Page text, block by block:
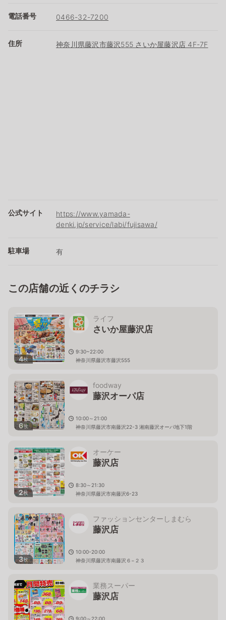
電話番号 0466-32-7200
住所 神奈川県藤沢市藤沢555 さいか屋藤沢店 4F-7F
公式サイト
https://www.yamada-
denki.jp/service/labi/fujisawa/
駐車場 有
この店舗の近くのチラシ
4枚
ライフ
さいか屋藤沢店
9:30~22:00
神奈川県藤沢市藤沢555
6枚
foodway
藤沢オーパ店
10:00～21:00
神奈川県藤沢市南藤沢22-3 湘南藤沢オーパ地下1階
2枚
オーケー
藤沢店
8:30～21:30
神奈川県藤沢市南藤沢6-23
3枚
ファッションセンターしまむら
藤沢店
10:00-20:00
神奈川県藤沢市南藤沢６−２３
業務スーパー
藤沢店
9:00～22:00